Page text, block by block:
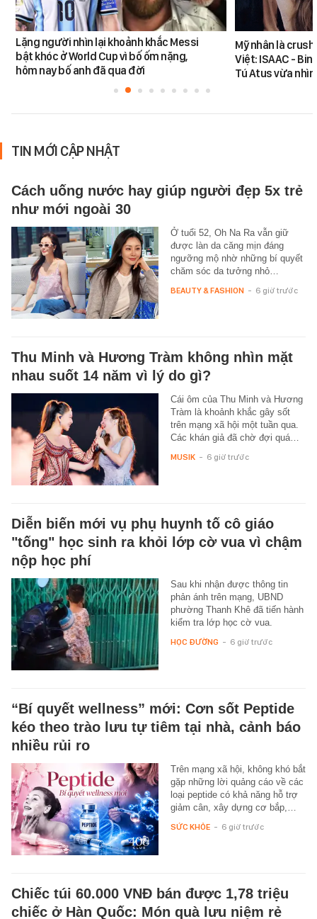
Lặng người nhìn lại khoảnh khắc Messi
bật khóc ở World Cup vì bố ốm nặng,
hôm nay bố anh đã qua đời
Mỹ nhân là
Việt: ISAAC -
Tú Atus vừa
TIN MỚI CẬP NHẬT
Cách uống nước hay giúp người đẹp 5x trẻ
như mới ngoài 30
Ở tuổi 52, Oh Na Ra vẫn giữ
được làn da căng mịn đáng
ngưỡng mộ nhờ những bí quyết
chăm sóc da tưởng nhỏ…
BEAUTY & FASHION - 6 giờ trước
Thu Minh và Hương Tràm không nhìn mặt
nhau suốt 14 năm vì lý do gì?
Cái ôm của Thu Minh và Hương
Tràm là khoảnh khắc gây sốt
trên mạng xã hội một tuần qua.
Các khán giả đã chờ đợi quá…
MUSIK - 6 giờ trước
Diễn biến mới vụ phụ huynh tố cô giáo
"tống" học sinh ra khỏi lớp cờ vua vì chậm
nộp học phí
Sau khi nhận được thông tin
phản ánh trên mạng, UBND
phường Thanh Khê đã tiến hành
kiểm tra lớp học cờ vua.
HỌC ĐƯỜNG - 6 giờ trước
“Bí quyết wellness” mới: Cơn sốt Peptide
kéo theo trào lưu tự tiêm tại nhà, cảnh báo
nhiều rủi ro
Trên mạng xã hội, không khó bắt
gặp những lời quảng cáo về các
loại peptide có khả năng hỗ trợ
giảm cân, xây dựng cơ bắp,…
SỨC KHỎE - 6 giờ trước
Chiếc túi 60.000 VNĐ bán được 1,78 triệu
chiếc ở Hàn Quốc: Món quà lưu niệm rẻ